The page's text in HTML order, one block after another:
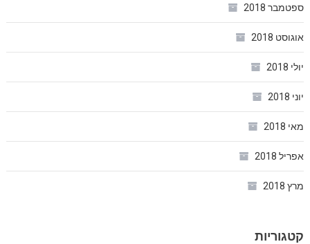
ספטמבר 2018
אוגוסט 2018
יולי 2018
יוני 2018
מאי 2018
אפריל 2018
מרץ 2018
קטגוריות